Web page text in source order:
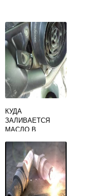
КУДА
ЗАЛИВАЕТСЯ
МАСЛО В